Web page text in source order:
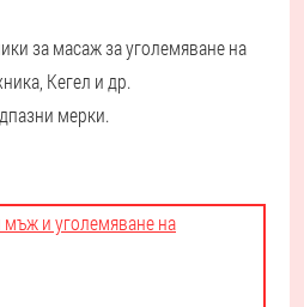
за масаж за уголемяване на
Кегел и др.
мерки.